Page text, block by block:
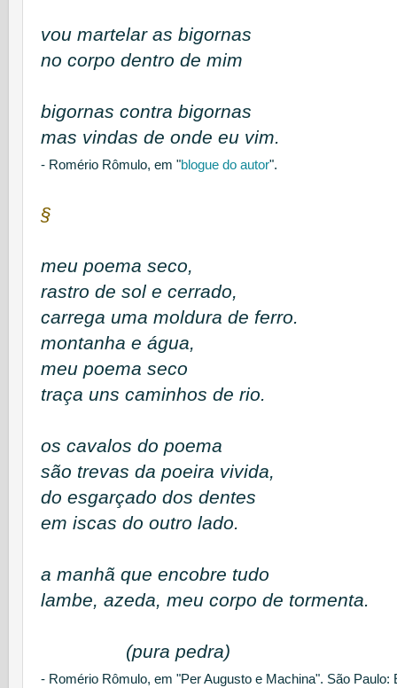
vou martelar as bigornas
no corpo dentro de mim
bigornas contra bigornas
mas vindas de onde eu vim.
- Romério Rômulo, em "blogue do autor".
§
meu poema seco,
rastro de sol e cerrado,
carrega uma moldura de ferro.
montanha e água,
meu poema seco
traça uns caminhos de rio.
os cavalos do poema
são trevas da poeira vivida,
do esgarçado dos dentes
em iscas do outro lado.
a manhã que encobre tudo
lambe, azeda, meu corpo de tormenta.
(pura pedra)
- Romério Rômulo, em "Per Augusto e Machina". São Paulo: